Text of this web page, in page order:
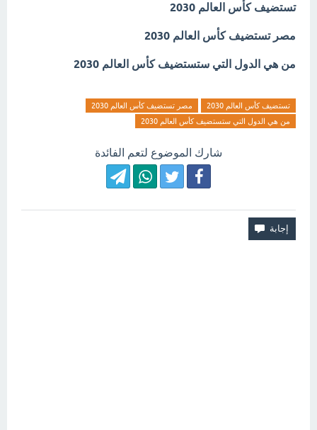
تستضيف كأس العالم 2030
مصر تستضيف كأس العالم 2030
من هي الدول التي ستستضيف كأس العالم 2030
تستضيف كأس العالم 2030
مصر تستضيف كأس العالم 2030
من هي الدول التي ستستضيف كأس العالم 2030
شارك الموضوع لتعم الفائدة